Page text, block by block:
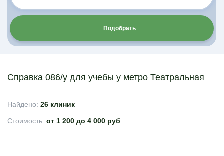
Подобрать
Справка 086/у для учебы у метро Театральная
Найдено: 26 клиник
Стоимость: от 1 200 до 4 000 руб